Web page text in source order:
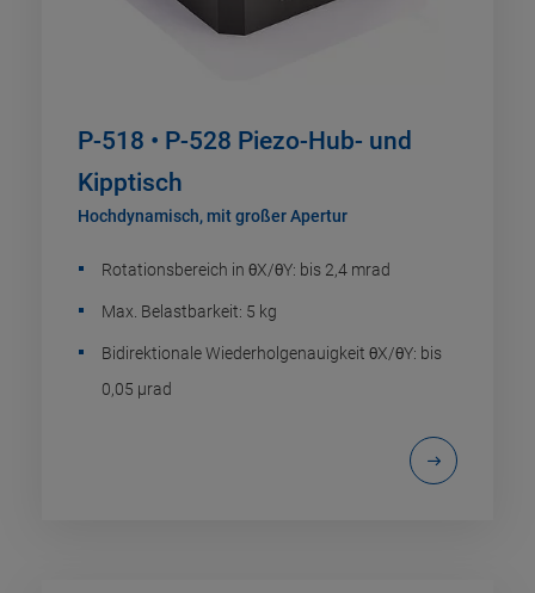
P-518 • P-528 Piezo-Hub- und
Kipptisch
Hochdynamisch, mit großer Apertur
Rotationsbereich in θX/θY: bis 2,4 mrad
Max. Belastbarkeit: 5 kg
Bidirektionale Wiederholgenauigkeit θX/θY: bis
0,05 µrad